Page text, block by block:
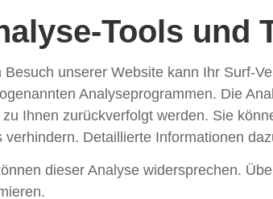
Tools und
Besuch unserer Website kann Ihr Surf-
Analyseprogrammen. Die
zu Ihnen zurückverfolgt werden. Sie
verhindern. Detaillierte Informationen
dieser Analyse widersprechen.